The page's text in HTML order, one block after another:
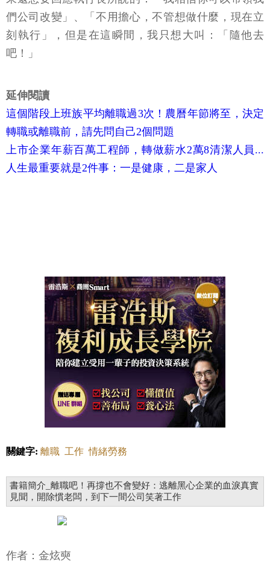
們公司改變」、「不用擔心，不管想做什麼，現在立
刻執行」，但是在這瞬間，我只想大叫：「隨他去
吧！」
延伸閱讀
這個階段上班族平均離職過3次！農曆年節將至，決定
轉職或離職前，請先問自己2個問題
上市企業年薪百萬工程師，轉做薪水2萬8清潔人員...
人生最重要就是2件事：一是健康，二是家人
關鍵字: 離職 工作 情緒勞務
書籍簡介_離職吧！再撐也不會變好：逃離黑心企業的血淚真實
見聞，開除慣老闆，到下一間公司笑著工作
作者：金炫奭